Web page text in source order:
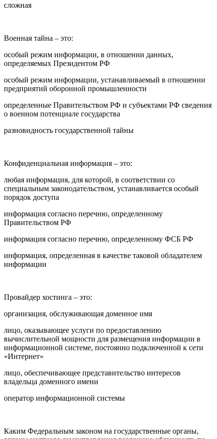
сложная
Военная тайна – это:
особый режим информации, в отношении данных,
определяемых Президентом РФ
особый режим информации, устанавливаемый в отношении
предприятий оборонной промышленности
определенные Правительством РФ и субъектами РФ сведения
о военном потенциале государства
разновидность государственной тайны
Конфиденциальная информация – это:
любая информация, для которой, в соответствии со
специальным законодательством, устанавливается особый
порядок доступа
информация согласно перечню, определенному
Правительством РФ
информация согласно перечню, определенному ФСБ РФ
информация, определенная в качестве таковой обладателем
информации
Провайдер хостинга – это:
организация, обслуживающая доменное имя
лицо, оказывающее услуги по предоставлению
вычислительной мощности для размещения информации в
информационной системе, постоянно подключенной к сети
«Интернет»
лицо, обеспечивающее представительство интересов
владельца доменного имени
оператор информационной системы
Каким Федеральным законом на государственные органы,